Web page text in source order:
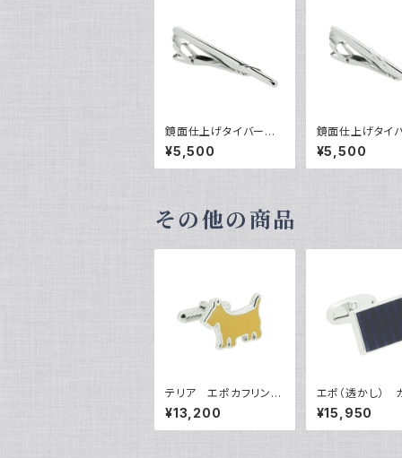
鏡面仕上げタイバー
VQT-0301
¥5,500
鏡面仕上げタ
VQT-0302
¥5,500
その他の商品
テリア エポカフリンク
ス VQC-1011
¥13,200
エポ（透かし）
ンクス VQC-
¥15,950